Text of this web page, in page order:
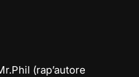
(rap’autore